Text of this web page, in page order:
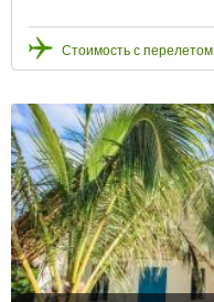
Стоимость с перелетом